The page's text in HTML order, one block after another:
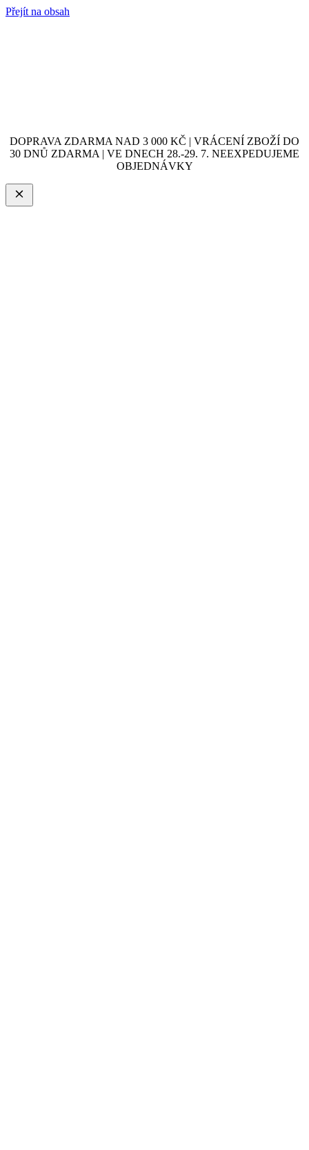
Přejít na obsah
DOPRAVA ZDARMA NAD 3 000 KČ | VRÁCENÍ ZBOŽÍ DO
30 DNŮ ZDARMA | VE DNECH 28.-29. 7. NEEXPEDUJEME
OBJEDNÁVKY